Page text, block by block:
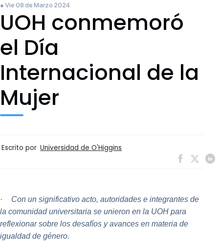
● Vie 08 de Marzo 2024
UOH conmemoró
el Día
Internacional de la
Mujer
Escrito por Universidad de O'Higgins
· Con un significativo acto, autoridades e integrantes de
la comunidad universitaria se unieron en la UOH para
reflexionar sobre los desafíos y avances en materia de
igualdad de género.